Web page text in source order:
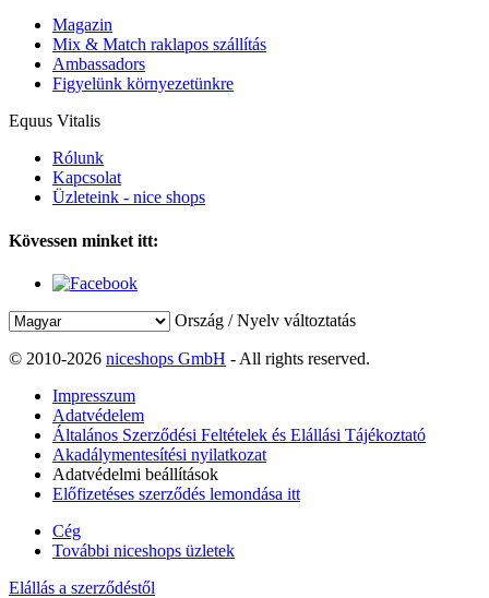
Magazin
Mix & Match raklapos szállítás
Ambassadors
Figyelünk környezetünkre
Equus Vitalis
Rólunk
Kapcsolat
Üzleteink - nice shops
Kövessen minket itt:
Ország / Nyelv változtatás
© 2010-2026 niceshops GmbH - All rights reserved.
Impresszum
Adatvédelem
Általános Szerződési Feltételek és Elállási Tájékoztató
Akadálymentesítési nyilatkozat
Adatvédelmi beállítások
Előfizetéses szerződés lemondása itt
Cég
További niceshops üzletek
Elállás a szerződéstől